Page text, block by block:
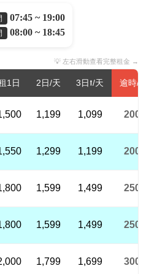
07:45 ~ 19:00
08:00 ~ 18:45
💡 左右滑動查看完整租金 →
1日 2日/天 3日⭡/天 逾時/H
1,199 1,099 200
1,299 1,199 200
1,599 1,499 250
1,599 1,499 250
1,799 1,699 300